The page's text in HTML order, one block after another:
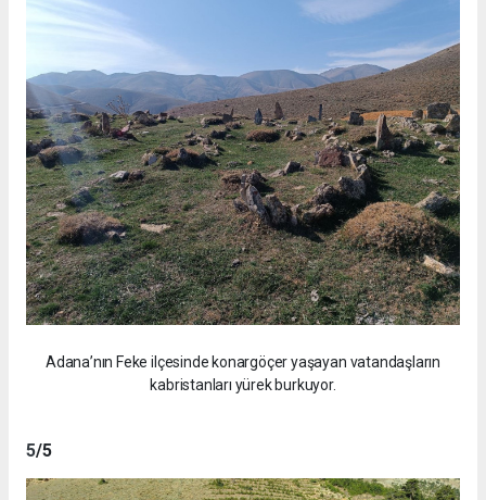
Adana’nın Feke ilçesinde konargöçer yaşayan vatandaşların
kabristanları yürek burkuyor.
5/5